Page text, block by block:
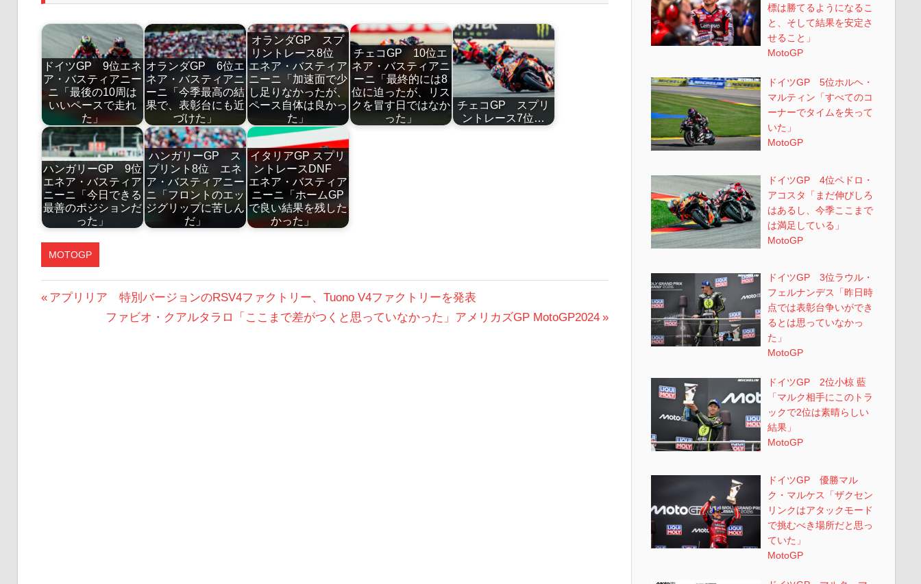
ドイツGP 9位エネ
ア・バスティアニー
ニ「最後の10周は
いいペースで走れ
た」
オランダGP 6位エ
ネア・バスティアニ
ーニ「今季最高の結
果で、表彰台にも近
づけた」
オランダGP スプ
リントレース8位
エネア・バスティア
ニーニ「加速面で少
し足りなかったが、
ペース自体は良かっ
た」
チェコGP 10位エ
ネア・バスティアニ
ーニ「最終的には8
位に迫ったが、リス
クを冒す日ではなか
った」
チェコGP スプリ
ントレース7位…
ハンガリーGP 9位
エネア・バスティア
ニーニ「今日できる
最善のポジションだ
った」
ハンガリーGP ス
プリント8位 エネ
ア・バスティアニー
ニ「フロントのエッ
ジグリップに苦しん
だ」
イタリアGP スプリ
ントレースDNF
エネア・バスティア
ニーニ「ホームGP
で良い結果を残した
かった」
MOTOGP
投
前
アプリリア 特別バージョンのRSV4ファクトリー、Tuono V4ファクトリーを発表
次
ファビオ・クアルタラロ「ここまで差がつくと思っていなかった」アメリカズGP MotoGP2024
標は勝てるようになるこ
と、そして結果を安定さ
せること」
MotoGP
ドイツGP 5位ホルヘ・
マルティン「すべてのコ
ーナーでタイムを失って
いた」
MotoGP
ドイツGP 4位ペドロ・
アコスタ「まだ伸びしろ
はあるし、今季ここまで
は満足している」
MotoGP
ドイツGP 3位ラウル・
フェルナンデス「昨日時
点では表彰台争いができ
るとは思っていなかっ
た」
MotoGP
ドイツGP 2位小椋 藍
「マルク相手にこのトラ
ックで2位は素晴らしい
結果」
MotoGP
ドイツGP 優勝マル
ク・マルケス「ザクセン
リンクはアタックモード
で挑むべき場所だと思っ
ていた」
MotoGP